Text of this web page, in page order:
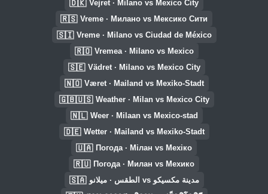
🇩🇰 Vejret · Milano vs Mexico City
🇷🇸 Vreme · Милано vs Мексико Сити
🇸🇮 Vreme · Milano vs Ciudad de México
🇷🇴 Vremea · Milano vs Mexico
🇸🇪 Vädret · Milano vs Mexico City
🇳🇴 Været · Mailand vs Mexiko-Stadt
🇬🇧🇺🇸 Weather · Milan vs Mexico City
🇳🇱 Weer · Milaan vs Mexico-stad
🇩🇪 Wetter · Mailand vs Mexiko-Stadt
🇺🇦 Погода · Мілан vs Мехіко
🇷🇺 Погода · Милан vs Мехико
🇸🇦 الطقس · ميلانو vs مدينة مكسيكو